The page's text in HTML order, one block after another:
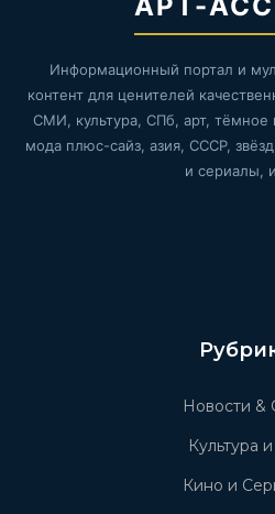
Информационный портал и
контент для ценителей
СМИ, культура, СПб, арт, тёмное
мода плюс-сайз, азия, СССР,
и сериалы,
Новости
Культура
Кино и